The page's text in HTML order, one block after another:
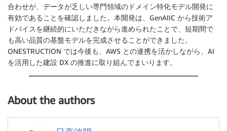
合わせが、データが乏しい専門領域のドメイン特化モデル開発に
有効であることを確認しました。本開発は、GenAIIC から技術ア
ドバイスを継続的にいただきながら進められたことで、短期間で
も高い品質の基盤モデルを完成させることができました。
ONESTRUCTION では今後も、AWS との連携を活かしながら、AI
を活用した建設 DX の推進に取り組んでまいります。
About the authors